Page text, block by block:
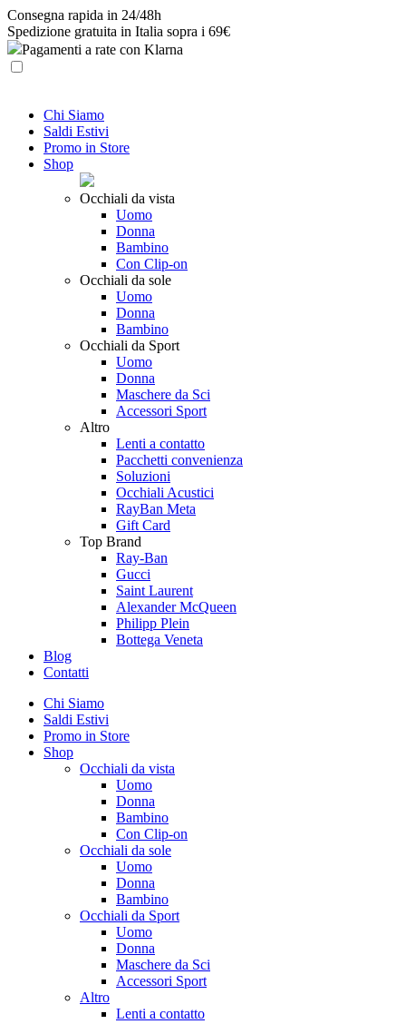
Skip
to
content
Consegna rapida in 24/48h
Spedizione gratuita in Italia sopra i 69€
Pagamenti a rate con Klarna
Chi Siamo
Saldi Estivi
Promo in Store
Shop
Occhiali da vista
Uomo
Donna
Bambino
Con Clip-on
Occhiali da sole
Uomo
Donna
Bambino
Occhiali da Sport
Uomo
Donna
Maschere da Sci
Accessori Sport
Altro
Lenti a contatto
Pacchetti convenienza
Soluzioni
Occhiali Acustici
RayBan Meta
Gift Card
Top Brand
Ray-Ban
Gucci
Saint Laurent
Alexander McQueen
Philipp Plein
Bottega Veneta
Blog
Contatti
Chi Siamo
Saldi Estivi
Promo in Store
Shop
Occhiali da vista
Uomo
Donna
Bambino
Con Clip-on
Occhiali da sole
Uomo
Donna
Bambino
Occhiali da Sport
Uomo
Donna
Maschere da Sci
Accessori Sport
Altro
Lenti a contatto